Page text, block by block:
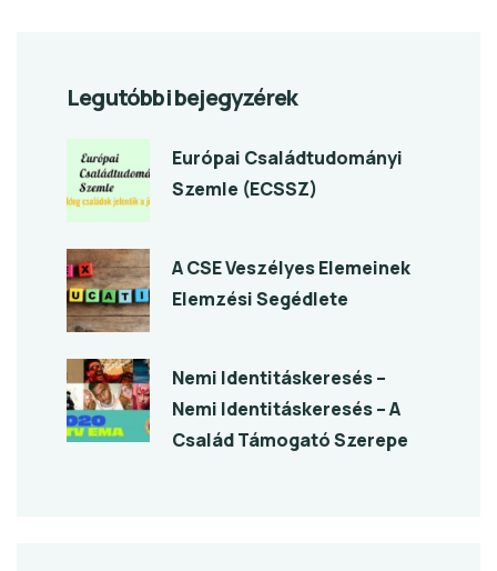
Legutóbbi bejegyzérek
Európai Családtudományi
Szemle (ECSSZ)
A CSE Veszélyes Elemeinek
Elemzési Segédlete
Nemi Identitáskeresés –
Nemi Identitáskeresés – A
Család Támogató Szerepe